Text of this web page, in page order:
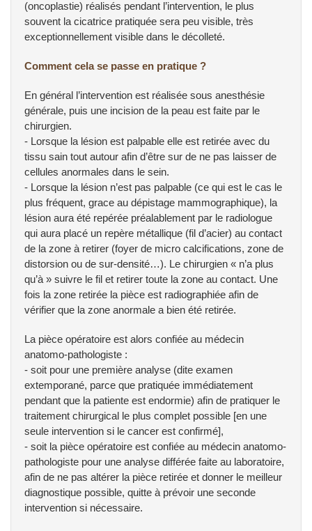
(oncoplastie) réalisés pendant l’intervention, le plus
souvent la cicatrice pratiquée sera peu visible, très
exceptionnellement visible dans le décolleté.
Comment cela se passe en pratique ?
En général l’intervention est réalisée sous anesthésie
générale, puis une incision de la peau est faite par le
chirurgien.
- Lorsque la lésion est palpable elle est retirée avec du
tissu sain tout autour afin d’être sur de ne pas laisser de
cellules anormales dans le sein.
- Lorsque la lésion n’est pas palpable (ce qui est le cas le
plus fréquent, grace au dépistage mammographique), la
lésion aura été repérée préalablement par le radiologue
qui aura placé un repère métallique (fil d’acier) au contact
de la zone à retirer (foyer de micro calcifications, zone de
distorsion ou de sur-densité…). Le chirurgien « n’a plus
qu’à » suivre le fil et retirer toute la zone au contact. Une
fois la zone retirée la pièce est radiographiée afin de
vérifier que la zone anormale a bien été retirée.
La pièce opératoire est alors confiée au médecin
anatomo-pathologiste :
- soit pour une première analyse (dite examen
extemporané, parce que pratiquée immédiatement
pendant que la patiente est endormie) afin de pratiquer le
traitement chirurgical le plus complet possible [en une
seule intervention si le cancer est confirmé],
- soit la pièce opératoire est confiée au médecin anatomo-
pathologiste pour une analyse différée faite au laboratoire,
afin de ne pas altérer la pièce retirée et donner le meilleur
diagnostique possible, quitte à prévoir une seconde
intervention si nécessaire.